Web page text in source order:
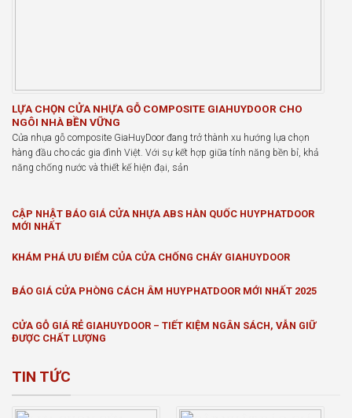
LỰA CHỌN CỬA NHỰA GỖ COMPOSITE GIAHUYDOOR CHO
NGÔI NHÀ BỀN VỮNG
Cửa nhựa gỗ composite GiaHuyDoor đang trở thành xu hướng lựa chọn
hàng đầu cho các gia đình Việt. Với sự kết hợp giữa tính năng bền bỉ, khả
năng chống nước và thiết kế hiện đại, sản
CẬP NHẬT BÁO GIÁ CỬA NHỰA ABS HÀN QUỐC HUYPHATDOOR
MỚI NHẤT
KHÁM PHÁ ƯU ĐIỂM CỦA CỬA CHỐNG CHÁY GIAHUYDOOR
BÁO GIÁ CỬA PHÒNG CÁCH ÂM HUYPHATDOOR MỚI NHẤT 2025
CỬA GỖ GIÁ RẺ GIAHUYDOOR – TIẾT KIỆM NGÂN SÁCH, VẪN GIỮ
ĐƯỢC CHẤT LƯỢNG
TIN TỨC